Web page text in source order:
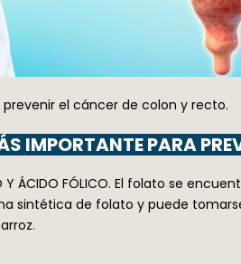
el cáncer de colon y recto.
IMPORTANTE PARA
Y ÁCIDO FÓLICO. El folato se
sintética de folato y puede